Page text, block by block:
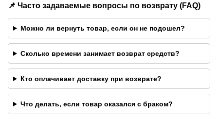
📌 Часто задаваемые вопросы по возврату (FAQ)
Можно ли вернуть товар, если он не подошел?
Сколько времени занимает возврат средств?
Кто оплачивает доставку при возврате?
Что делать, если товар оказался с браком?